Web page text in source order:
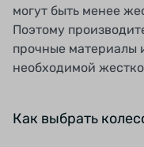
могут быть менее
Поэтому
прочные материалы
необходимой
Как выбрать